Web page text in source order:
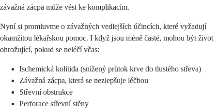
závažná zácpa může vést ke komplikacím.
Nyní si promluvme o závažných vedlejších účincích, které vyžadují
okamžitou lékařskou pomoc. I když jsou méně časté, mohou být život
ohrožující, pokud se neléčí včas:
Ischemická kolitida (snížený průtok krve do tlustého střeva)
Závažná zácpa, která se nezlepšuje léčbou
Střevní obstrukce
Perforace střevní stěny